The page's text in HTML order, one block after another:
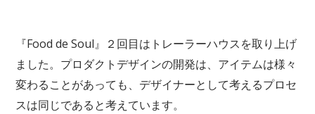
『Food de Soul』２回目はトレーラーハウスを取り上げ
ました。プロダクトデザインの開発は、アイテムは様々
変わることがあっても、デザイナーとして考えるプロセ
スは同じであると考えています。